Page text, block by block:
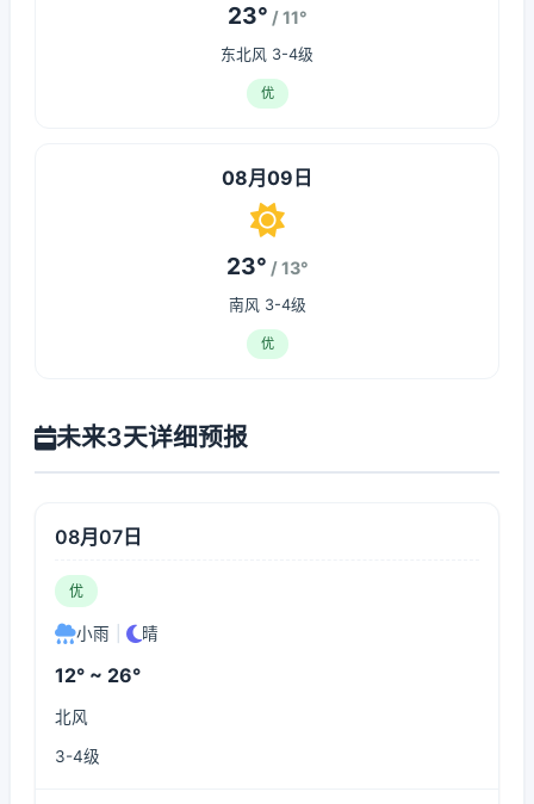
23° / 11°
东北风 3-4级
优
08月09日
23° / 13°
南风 3-4级
优
未来3天详细预报
08月07日
优
小雨 晴
12° ~ 26°
北风
3-4级